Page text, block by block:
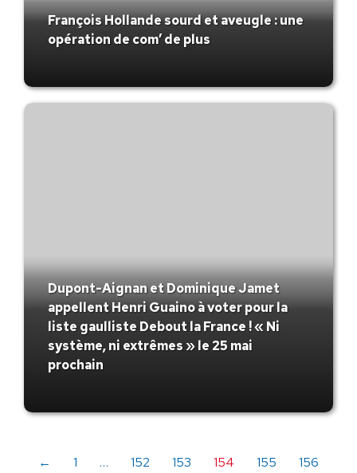
François Hollande sourd et aveugle : une
opération de com’ de plus
Dupont-Aignan et Dominique Jamet
appellent Henri Guaino à voter pour la
liste gaulliste Debout la France ! « Ni
système, ni extrêmes » le 25 mai
prochain
← 1 … 152 153 154 155
156